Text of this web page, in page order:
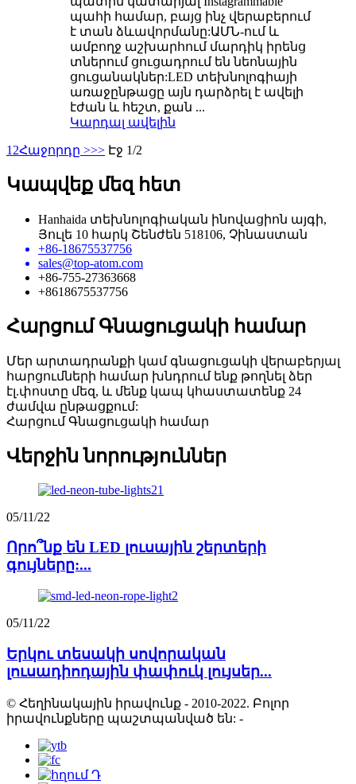
պահի համար, բայց ինչ վերաբերում
է տան ձևավորմանը:ԱՄՆ-ում և
ամբողջ աշխարհում մարդիկ իրենց
տներում ցուցադրում են նեոնային
ցուցանակներ:LED տեխնոլոգիայի
առաջընթացը այն դարձրել է ավելի
էժան և հեշտ, քան ...
Կարդալ ավելին
1 2Հաջորդը >>> Էջ 1/2
Կապվեք մեզ հետ
Hanhaida տեխնոլոգիական ինովացիոն այգի,
Յուլե 10 հարկ Շենժեն 518106, Չինաստան
+86-18675537756
sales@top-atom.com
+86-755-27363668
+8618675537756
Հարցում Գնացուցակի համար
Մեր արտադրանքի կամ գնացուցակի վերաբերյալ
հարցումների համար խնդրում ենք թողնել ձեր
էլ.փոստը մեզ, և մենք կապ կհաստատենք 24
ժամվա ընթացքում:
Հարցում Գնացուցակի համար
Վերջին նորություններ
05/11/22
Որո՞նք են LED լուսային շերտերի
գույները:...
05/11/22
Երկու տեսակի սովորական
լուսադիոդային փափուկ լույսեր...
© Հեղինակային իրավունք - 2010-2022. Բոլոր
իրավունքները պաշտպանված են: -